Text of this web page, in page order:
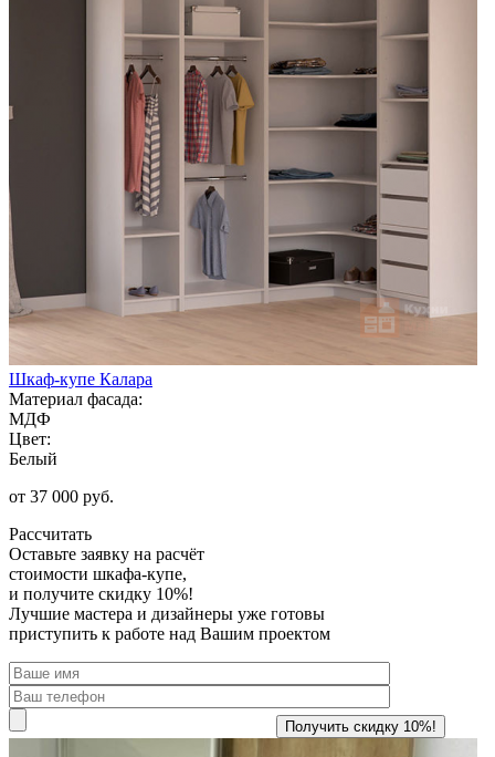
Шкаф-купе Калара
Материал фасада:
МДФ
Цвет:
Белый
от 37 000 руб.
Рассчитать
Оставьте заявку на расчёт
стоимости шкафа-купе,
и получите скидку 10%!
Лучшие мастера и дизайнеры уже готовы
приступить к работе над Вашим проектом